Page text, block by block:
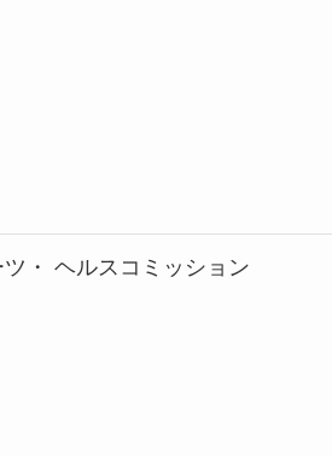
・ ヘルスコミッション